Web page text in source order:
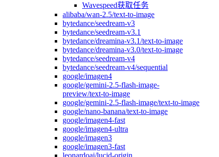
Wavespeed获取任务
alibaba/wan-2.5/text-to-image
bytedance/seedream-v3
bytedance/seedream-v3.1
bytedance/dreamina-v3.1/text-to-image
bytedance/dreamina-v3.0/text-to-image
bytedance/seedream-v4
bytedance/seedream-v4/sequential
google/imagen4
google/gemini-2.5-flash-image-
preview/text-to-image
google/gemini-2.5-flash-image/text-to-image
google/nano-banana/text-to-image
google/imagen4-fast
google/imagen4-ultra
google/imagen3
google/imagen3-fast
leonardoai/lucid-origin